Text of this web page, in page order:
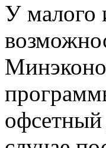
У малого
офсетный